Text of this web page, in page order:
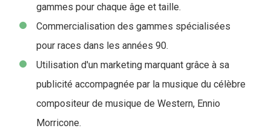
gammes pour chaque âge et taille.
Commercialisation des gammes spécialisées
pour races dans les années 90.
Utilisation d'un marketing marquant grâce à sa
publicité accompagnée par la musique du célèbre
compositeur de musique de Western, Ennio
Morricone.